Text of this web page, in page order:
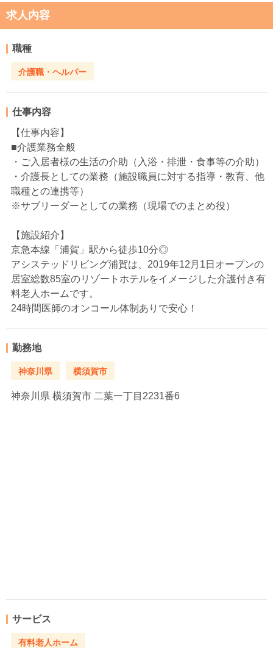
求人内容
職種
介護職・ヘルパー
仕事内容
【仕事内容】
■介護業務全般
・ご入居者様の生活の介助（入浴・排泄・食事等の介助）
・介護長としての業務（施設職員に対する指導・教育、他
職種との連携等）
※サブリーダーとしての業務（現場でのまとめ役）
【施設紹介】
京急本線「浦賀」駅から徒歩10分◎
アシステッドリビング浦賀は、2019年12月1日オープンの
居室総数85室のリゾートホテルをイメージした介護付き有
料老人ホームです。
24時間医師のオンコール体制ありで安心！
勤務地
神奈川県 横須賀市
神奈川県 横須賀市 二葉一丁目2231番6
サービス
有料老人ホーム